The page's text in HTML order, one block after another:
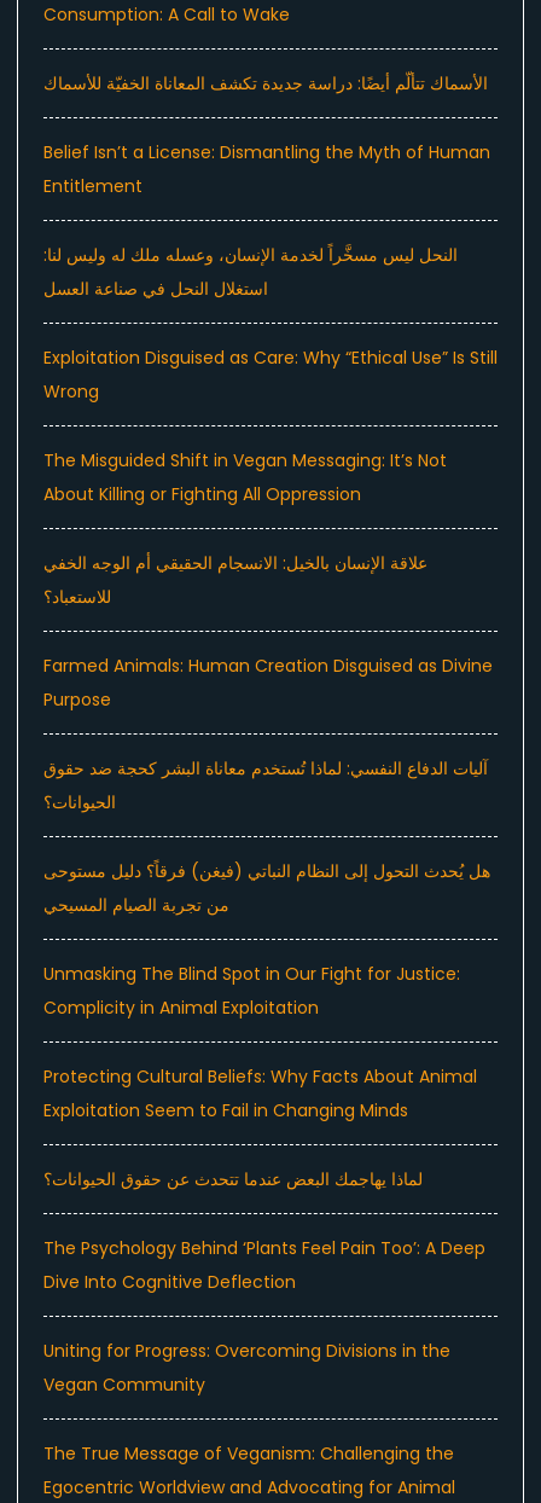
Consumption: A Call to Wake
الأسماك تتألّم أيضًا: دراسة جديدة تكشف المعاناة الخفيّة للأسماك
Belief Isn’t a License: Dismantling the Myth of Human
Entitlement
النحل ليس مسخَّراً لخدمة الإنسان، وعسله ملك له وليس لنا:
استغلال النحل في صناعة العسل
Exploitation Disguised as Care: Why “Ethical Use” Is Still
Wrong
The Misguided Shift in Vegan Messaging: It’s Not
About Killing or Fighting All Oppression
علاقة الإنسان بالخيل: الانسجام الحقيقي أم الوجه الخفي
للاستعباد؟
Farmed Animals: Human Creation Disguised as Divine
Purpose
آليات الدفاع النفسي: لماذا تُستخدم معاناة البشر كحجة ضد حقوق
الحيوانات؟
هل يُحدث التحول إلى النظام النباتي (فيغن) فرقاً؟ دليل مستوحى
من تجربة الصيام المسيحي
Unmasking The Blind Spot in Our Fight for Justice:
Complicity in Animal Exploitation
Protecting Cultural Beliefs: Why Facts About Animal
Exploitation Seem to Fail in Changing Minds
لماذا يهاجمك البعض عندما تتحدث عن حقوق الحيوانات؟
The Psychology Behind ‘Plants Feel Pain Too’: A Deep
Dive Into Cognitive Deflection
Uniting for Progress: Overcoming Divisions in the
Vegan Community
The True Message of Veganism: Challenging the
Egocentric Worldview and Advocating for Animal